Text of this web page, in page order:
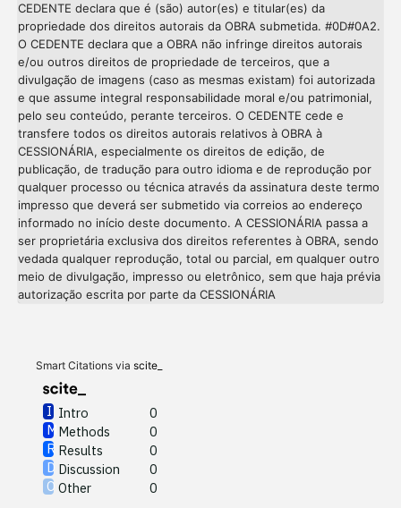
CEDENTE declara que é (são) autor(es) e titular(es) da
propriedade dos direitos autorais da OBRA submetida. #0D#0A2.
O CEDENTE declara que a OBRA não infringe direitos autorais
e/ou outros direitos de propriedade de terceiros, que a
divulgação de imagens (caso as mesmas existam) foi autorizada
e que assume integral responsabilidade moral e/ou patrimonial,
pelo seu conteúdo, perante terceiros. O CEDENTE cede e
transfere todos os direitos autorais relativos à OBRA à
CESSIONÁRIA, especialmente os direitos de edição, de
publicação, de tradução para outro idioma e de reprodução por
qualquer processo ou técnica através da assinatura deste termo
impresso que deverá ser submetido via correios ao endereço
informado no início deste documento. A CESSIONÁRIA passa a
ser proprietária exclusiva dos direitos referentes à OBRA, sendo
vedada qualquer reprodução, total ou parcial, em qualquer outro
meio de divulgação, impresso ou eletrônico, sem que haja prévia
autorização escrita por parte da CESSIONÁRIA
Smart Citations via scite_
Intro
0
Methods
0
Results
0
Discussion
0
Other
0
Intro